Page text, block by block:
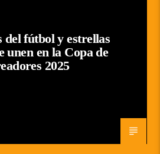
del fútbol y estrellas
unen en la Copa de
2025